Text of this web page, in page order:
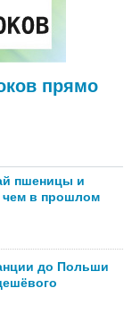
прямо
пшеницы и
чем в прошлом
до Польши